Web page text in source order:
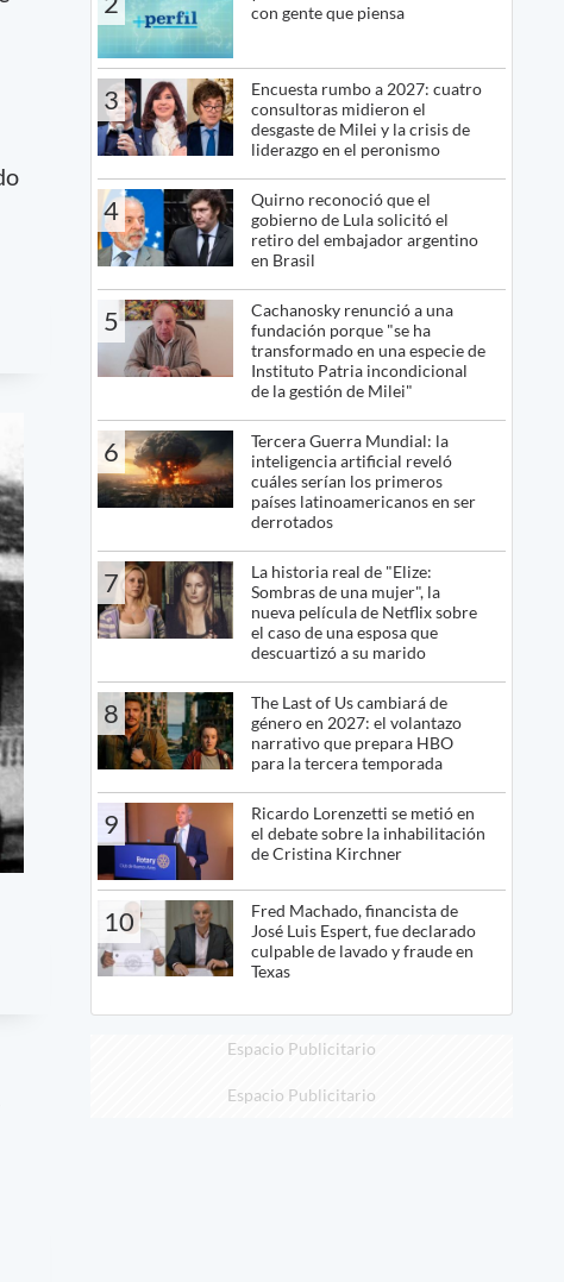
con gente que piensa
3
Encuesta rumbo a 2027: cuatro
consultoras midieron el
desgaste de Milei y la crisis de
liderazgo en el peronismo
4
Quirno reconoció que el
gobierno de Lula solicitó el
retiro del embajador argentino
en Brasil
5
Cachanosky renunció a una
fundación porque "se ha
transformado en una especie de
Instituto Patria incondicional
de la gestión de Milei"
6
Tercera Guerra Mundial: la
inteligencia artificial reveló
cuáles serían los primeros
países latinoamericanos en ser
derrotados
7
La historia real de "Elize:
Sombras de una mujer", la
nueva película de Netflix sobre
el caso de una esposa que
descuartizó a su marido
8
The Last of Us cambiará de
género en 2027: el volantazo
narrativo que prepara HBO
para la tercera temporada
9
Ricardo Lorenzetti se metió en
el debate sobre la inhabilitación
de Cristina Kirchner
10
Fred Machado, financista de
José Luis Espert, fue declarado
culpable de lavado y fraude en
Texas
Espacio Publicitario
Espacio Publicitario